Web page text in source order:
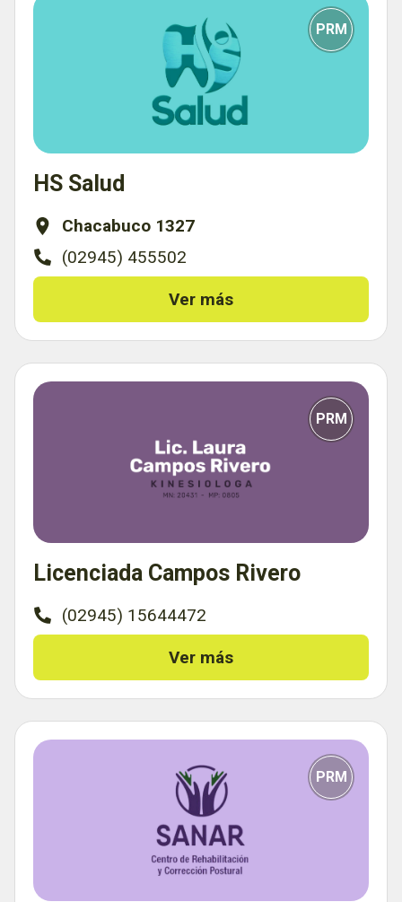
PRM
HS Salud
Chacabuco 1327
(02945) 455502
Ver más
PRM
Licenciada Campos Rivero
(02945) 15644472
Ver más
PRM